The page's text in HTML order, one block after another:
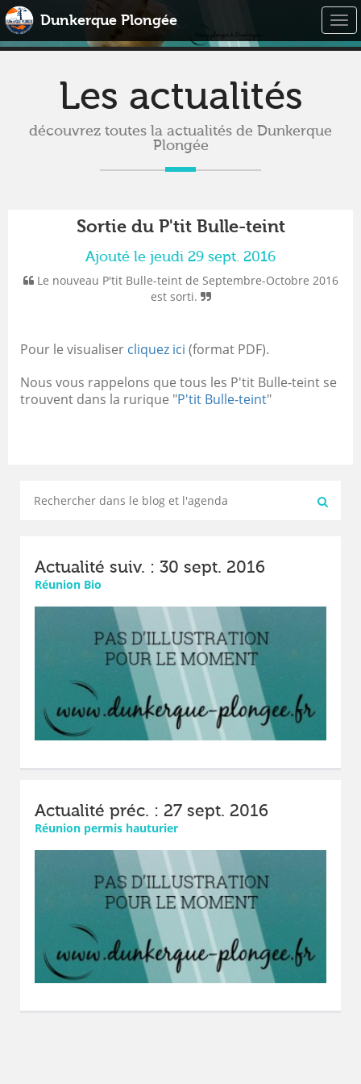
Dunkerque Plongée
Les actualités
découvrez toutes la actualités de Dunkerque
Plongée
Sortie du P'tit Bulle-teint
Ajouté le jeudi 29 sept. 2016
Le nouveau P'tit Bulle-teint de Septembre-Octobre 2016
est sorti.
Pour le visualiser cliquez ici (format PDF).
Nous vous rappelons que tous les P'tit Bulle-teint se
trouvent dans la rurique "P'tit Bulle-teint"
Actualité suiv. : 30 sept. 2016
Réunion Bio
Actualité préc. : 27 sept. 2016
Réunion permis hauturier